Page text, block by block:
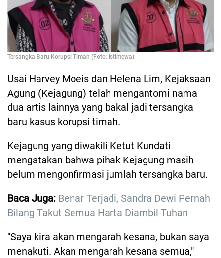
Tersangka Baru Korupsi Timah (Foto: Istimewa)
Usai Harvey Moeis dan Helena Lim, Kejaksaan
Agung (Kejagung) telah mengantomi nama
dua artis lainnya yang bakal jadi tersangka
baru kasus korupsi timah.
Kejagung yang diwakili Ketut Kundati
mengatakan bahwa pihak Kejagung masih
belum mengonfirmasi jumlah tersangka baru.
Baca Juga: Benar Terjadi, Sandra Dewi Pernah
Bilang Takut Semua Harta Diambil Tuhan
"Saya kira akan mengarah kesana, bukan saya
menakuti. Akan mengarah kesana semua,"